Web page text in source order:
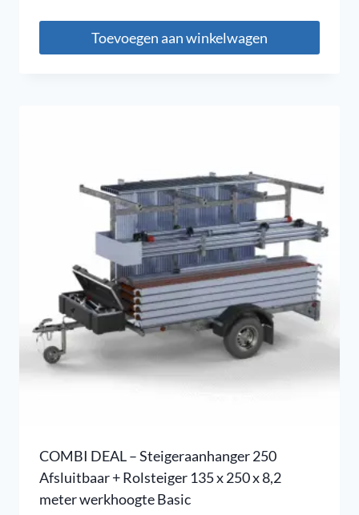
Toevoegen aan winkelwagen
COMBI DEAL – Steigeraanhanger 250
Afsluitbaar + Rolsteiger 135 x 250 x 8,2
meter werkhoogte Basic